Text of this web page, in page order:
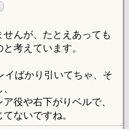
んが、たとえあっても
考えています。
ばかり引いてちゃ、そ
役や右下がりベルで、
ないですね。